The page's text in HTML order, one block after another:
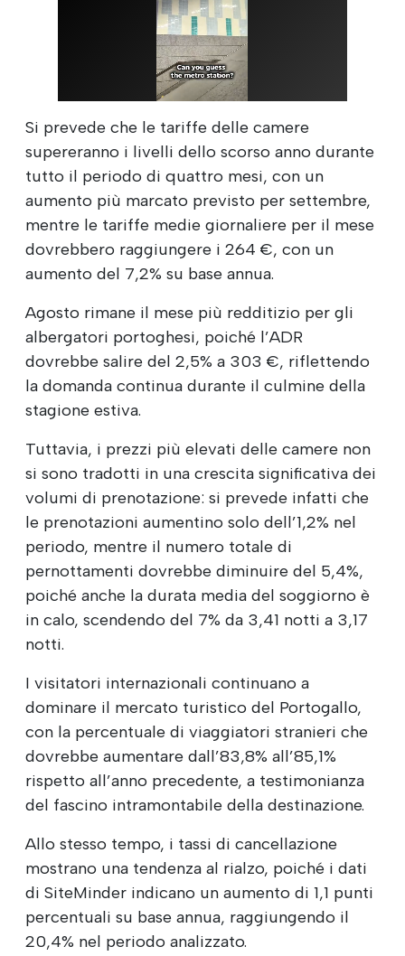
Si prevede che le tariffe delle camere
supereranno i livelli dello scorso anno durante
tutto il periodo di quattro mesi, con un
aumento più marcato previsto per settembre,
mentre le tariffe medie giornaliere per il mese
dovrebbero raggiungere i 264 €, con un
aumento del 7,2% su base annua.
Agosto rimane il mese più redditizio per gli
albergatori portoghesi, poiché l’ADR
dovrebbe salire del 2,5% a 303 €, riflettendo
la domanda continua durante il culmine della
stagione estiva.
Tuttavia, i prezzi più elevati delle camere non
si sono tradotti in una crescita significativa dei
volumi di prenotazione: si prevede infatti che
le prenotazioni aumentino solo dell’1,2% nel
periodo, mentre il numero totale di
pernottamenti dovrebbe diminuire del 5,4%,
poiché anche la durata media del soggiorno è
in calo, scendendo del 7% da 3,41 notti a 3,17
notti.
I visitatori internazionali continuano a
dominare il mercato turistico del Portogallo,
con la percentuale di viaggiatori stranieri che
dovrebbe aumentare dall’83,8% all’85,1%
rispetto all’anno precedente, a testimonianza
del fascino intramontabile della destinazione.
Allo stesso tempo, i tassi di cancellazione
mostrano una tendenza al rialzo, poiché i dati
di SiteMinder indicano un aumento di 1,1 punti
percentuali su base annua, raggiungendo il
20,4% nel periodo analizzato.